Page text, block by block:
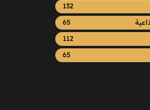
132
65
112
65